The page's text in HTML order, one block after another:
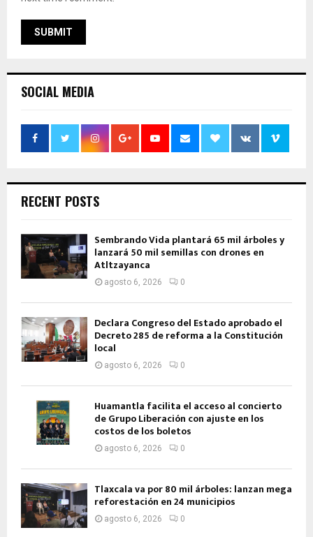
SOCIAL MEDIA
RECENT POSTS
Sembrando Vida plantará 65 mil árboles y
lanzará 50 mil semillas con drones en
Atltzayanca
agosto 6, 2026 0
Declara Congreso del Estado aprobado el
Decreto 285 de reforma a la Constitución
local
agosto 6, 2026 0
Huamantla facilita el acceso al concierto
de Grupo Liberación con ajuste en los
costos de los boletos
agosto 6, 2026 0
Tlaxcala va por 80 mil árboles: lanzan mega
reforestación en 24 municipios
agosto 6, 2026 0